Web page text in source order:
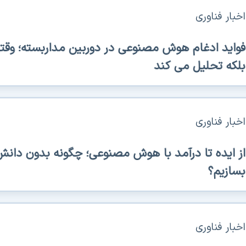
فواید ادغام هوش مصنوعی در دوربین مداربسته؛
بلکه تحلیل می کند
اخبار فناوری
از ایده تا درآمد با هوش مصنوعی؛ چگونه بدون
بسازیم؟
اخبار فناوری
اخبار فناوری